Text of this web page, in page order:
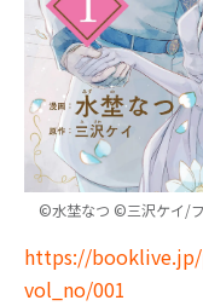
©水埜なつ ©三沢ケイ/
https://
vol_no/001